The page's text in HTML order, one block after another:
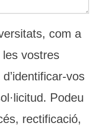
com a
vostres
vos
Podeu
rectificació,